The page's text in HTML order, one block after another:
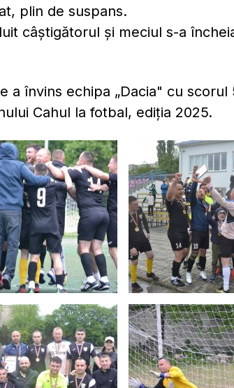
plin de suspans.
câştigătorul şi meciul s-a
a învins echipa „Dacia" cu scorul
Cahul la fotbal, ediția 2025.